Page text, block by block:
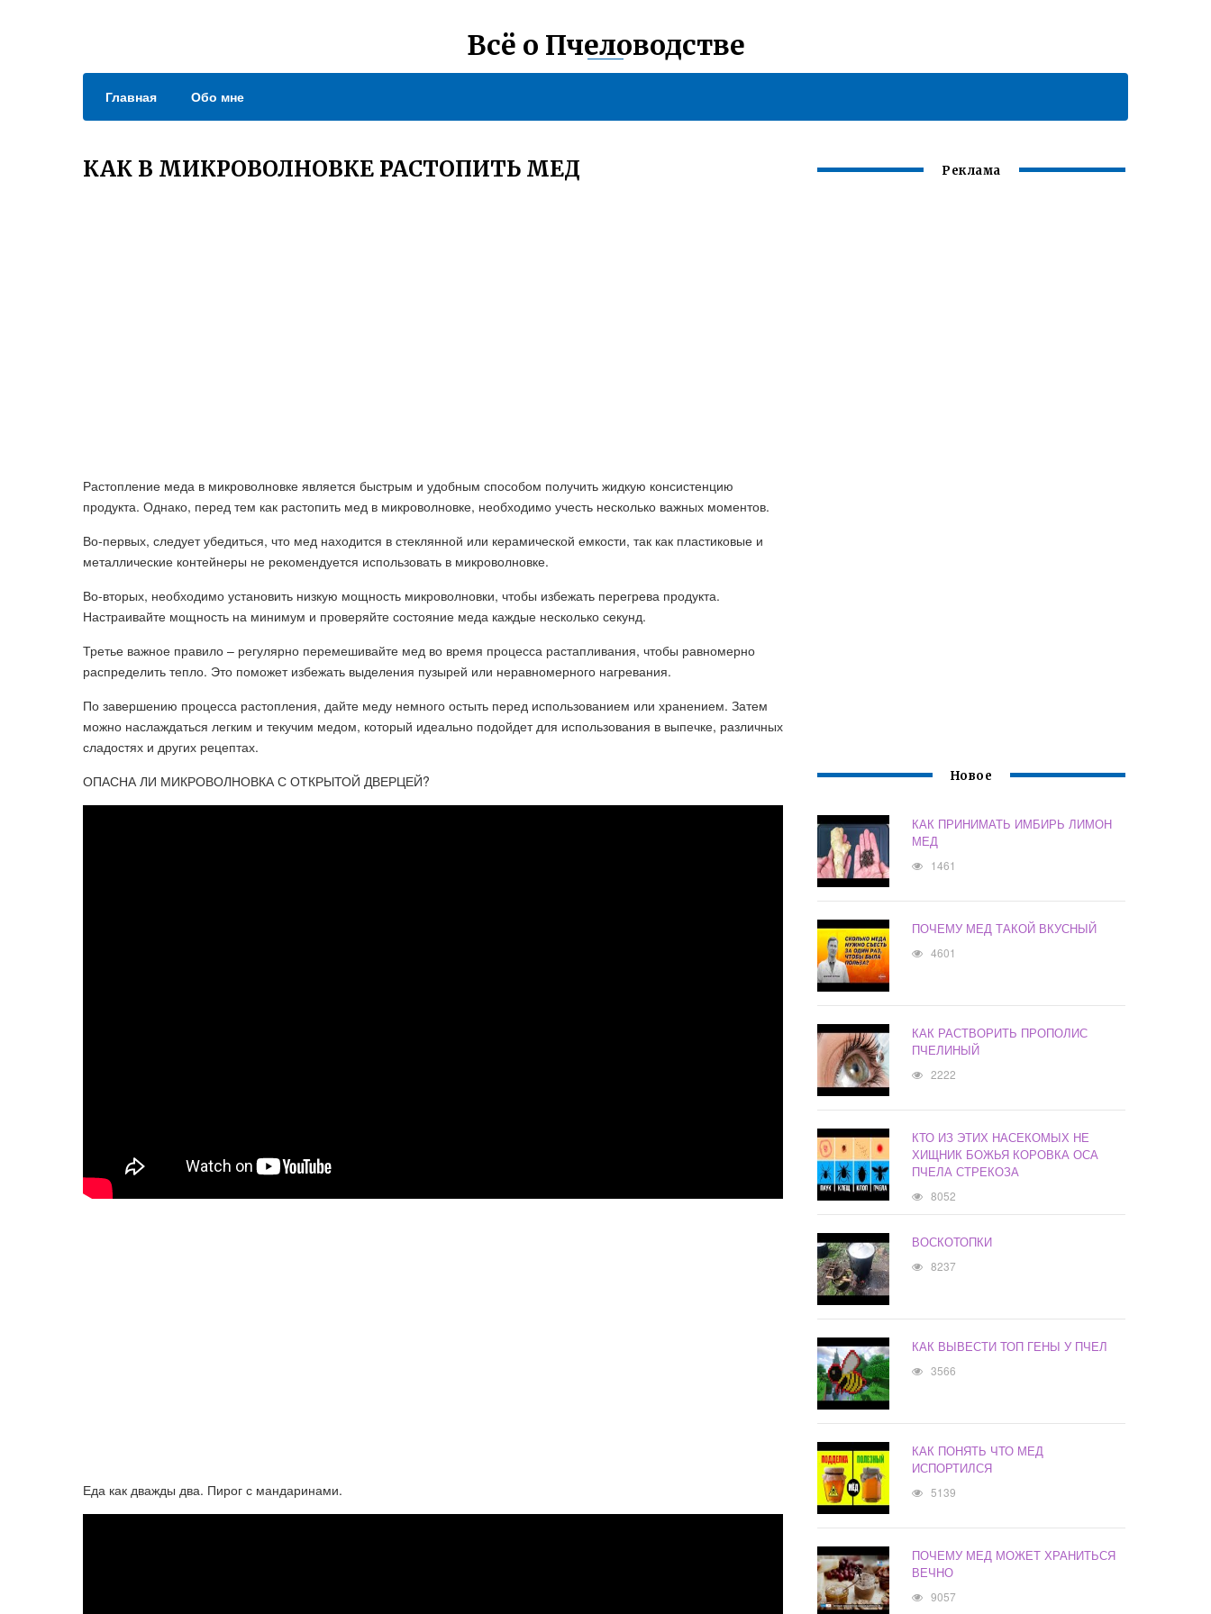
Всё о Пчеловодстве
Главная Обо мне
КАК В МИКРОВОЛНОВКЕ РАСТОПИТЬ МЕД
Растопление меда в микроволновке является быстрым и удобным способом получить жидкую консистенцию
продукта. Однако, перед тем как растопить мед в микроволновке, необходимо учесть несколько важных моментов.
Во-первых, следует убедиться, что мед находится в стеклянной или керамической емкости, так как пластиковые и
металлические контейнеры не рекомендуется использовать в микроволновке.
Во-вторых, необходимо установить низкую мощность микроволновки, чтобы избежать перегрева продукта.
Настраивайте мощность на минимум и проверяйте состояние меда каждые несколько секунд.
Третье важное правило – регулярно перемешивайте мед во время процесса растапливания, чтобы равномерно
распределить тепло. Это поможет избежать выделения пузырей или неравномерного нагревания.
По завершению процесса растопления, дайте меду немного остыть перед использованием или хранением. Затем
можно наслаждаться легким и текучим медом, который идеально подойдет для использования в выпечке, различных
сладостях и других рецептах.
ОПАСНА ЛИ МИКРОВОЛНОВКА С ОТКРЫТОЙ ДВЕРЦЕЙ?
Еда как дважды два. Пирог с мандаринами.
Реклама
Новое
КАК ПРИНИМАТЬ ИМБИРЬ ЛИМОН
МЕД
1461
ПОЧЕМУ МЕД ТАКОЙ ВКУСНЫЙ
4601
КАК РАСТВОРИТЬ ПРОПОЛИС
ПЧЕЛИНЫЙ
2222
КТО ИЗ ЭТИХ НАСЕКОМЫХ НЕ
ХИЩНИК БОЖЬЯ КОРОВКА ОСА
ПЧЕЛА СТРЕКОЗА
8052
ВОСКОТОПКИ
8237
КАК ВЫВЕСТИ ТОП ГЕНЫ У ПЧЕЛ
3566
КАК ПОНЯТЬ ЧТО МЕД
ИСПОРТИЛСЯ
5139
ПОЧЕМУ МЕД МОЖЕТ ХРАНИТЬСЯ
ВЕЧНО
9057